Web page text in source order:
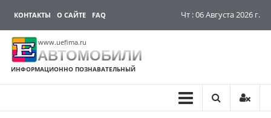
КОНТАКТЫ О САЙТЕ FAQ Чт : 06 Августа 2026 г.
www.uefima.ru
АВТОМОБИЛИ
ИНФОРМАЦИОННО ПОЗНАВАТЕЛЬНЫЙ